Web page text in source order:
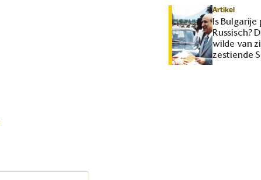
Artikel
Is Bulgarije
Russisch?
wilde van
zestiende
maken